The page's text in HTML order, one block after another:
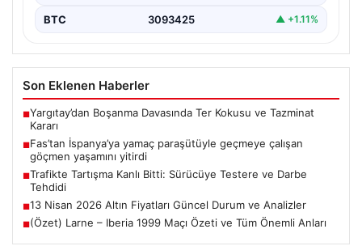
BTC 3093425 ▲ +1.11%
Son Eklenen Haberler
■Yargıtay’dan Boşanma Davasında Ter Kokusu ve Tazminat
Kararı
■Fas’tan İspanya’ya yamaç paraşütüyle geçmeye çalışan
göçmen yaşamını yitirdi
■Trafikte Tartışma Kanlı Bitti: Sürücüye Testere ve Darbe
Tehdidi
■13 Nisan 2026 Altın Fiyatları Güncel Durum ve Analizler
■(Özet) Larne – Iberia 1999 Maçı Özeti ve Tüm Önemli Anları